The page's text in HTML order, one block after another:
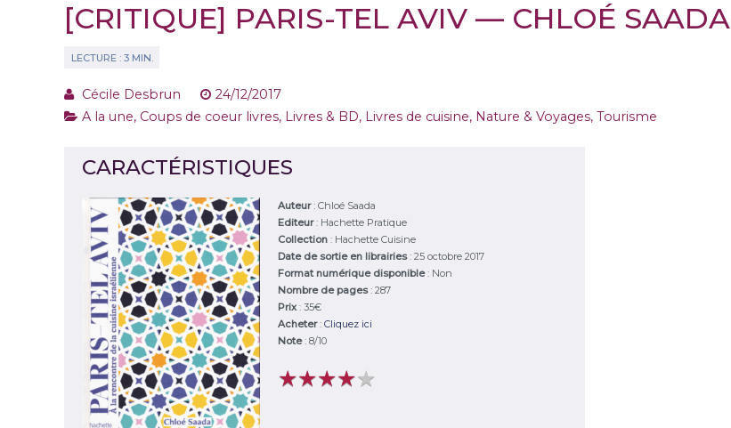
[CRITIQUE] PARIS-TEL AVIV — CHLOÉ SAADA
Cécile Desbrun
24/12/2017
A la une, Coups de coeur livres, Livres & BD, Livres de cuisine, Nature & Voyages, Tourisme
CARACTÉRISTIQUES
Auteur: Chloé Saada
Editeur: Hachette Pratique
Collection : Hachette Cuisine
Date de sortie en librairies: 25 octobre 2017
Format numérique disponible: Non
Nombre de pages: 287
Prix: 35€
Acheter: Cliquez ici
Note: 8/10
★★★★★
★★★★★